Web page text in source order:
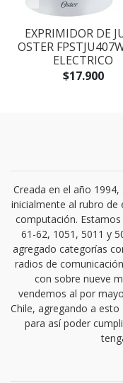
EXPRIMIDOR DE
OSTER
ELECTRICO
$17.900
Creada en el año
inicialmente al rubro
computación.
61-62, 1051, 5011 y
agregado categorías
radios de
con sobre nueve
vendemos al por
Chile, agregando a
para así poder